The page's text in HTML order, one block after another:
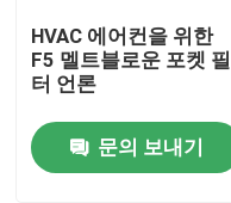
품질 관리
문의하기
HVAC 에어컨을 위한
F5 멜트블로운 포켓 필
터 언론
문의 보내기